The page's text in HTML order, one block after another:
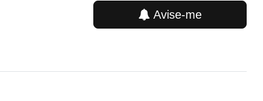
Avise-me